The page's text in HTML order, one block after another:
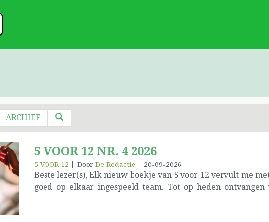
ARCHIEF
5 VOOR 12 NR. 4 2026
5 VOOR 12 Door De Redactie 20-09-2026
Beste lezer(s), Elk nieuw boekje van 5 voor 12 vervult me
goed op elkaar ingespeeld team. Tot op heden